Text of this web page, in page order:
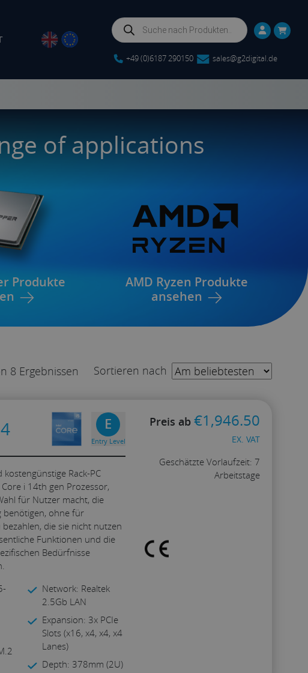
Products
search
+49 (0)6187 290150 sales@g2digital.de
of applications
Produkte
AMD Ryzen Produkte
ansehen
8 Ergebnissen Sortieren nach
E
Entry Level
Rack-PC
i 14th gen Prozessor,
für Nutzer macht, die
benötigen, ohne für
die sie nicht nutzen
Funktionen und die
Bedürfnisse
Network: Realtek
2.5Gb LAN
Expansion: 3x PCIe
Slots (x16, x4, x4, x4
Lanes)
Depth: 378mm (2U)
Preis ab €1,946.50
EX. VAT
Geschätzte Vorlaufzeit: 7
Arbeitstage